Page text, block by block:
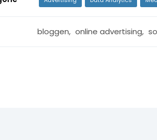
bloggen, online advertising,